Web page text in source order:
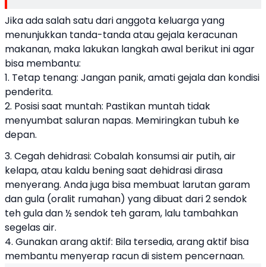
Jika ada salah satu dari anggota keluarga yang
menunjukkan tanda-tanda atau gejala keracunan
makanan, maka lakukan langkah awal berikut ini agar
bisa membantu:
1. Tetap tenang: Jangan panik, amati gejala dan kondisi
penderita.
2. Posisi saat muntah: Pastikan muntah tidak
menyumbat saluran napas. Memiringkan tubuh ke
depan.
3. Cegah dehidrasi: Cobalah konsumsi air putih, air
kelapa, atau kaldu bening saat dehidrasi dirasa
menyerang. Anda juga bisa membuat larutan garam
dan gula (oralit rumahan) yang dibuat dari 2 sendok
teh gula dan ½ sendok teh garam, lalu tambahkan
segelas air.
4. Gunakan arang aktif: Bila tersedia, arang aktif bisa
membantu menyerap racun di sistem pencernaan.